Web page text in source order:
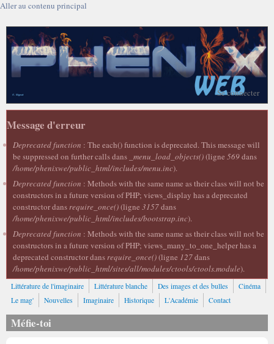
Aller au contenu principal
Se connecter
Message d'erreur
Deprecated function : The each() function is deprecated. This message will
be suppressed on further calls dans _menu_load_objects()(ligne 569dans
/home/phenixwe/public_html/includes/menu.inc).
Deprecated function : Methods with the same name as their class will not be
constructors in a future version of PHP; views_display has a deprecated
constructor dansrequire_once()(ligne 3157dans
/home/phenixwe/public_html/includes/bootstrap.inc).
Deprecated function : Methods with the same name as their class will not be
constructors in a future version of PHP; views_many_to_one_helper has a
deprecated constructor dansrequire_once()(ligne 127dans
/home/phenixwe/public_html/sites/all/modules/ctools/ctools.module).
Littérature de l'imaginaire Littérature blanche Des images et des bulles
Cinéma
Le mag'
Nouvelles Imaginaire Historique L'Académie Contact
Méfie-toi